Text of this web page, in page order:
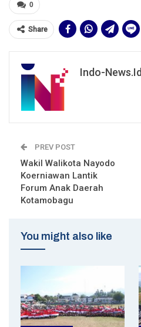
0
Share
Indo-News.id
PREV POST
Wakil Walikota Nayodo
Koerniawan Lantik
Forum Anak Daerah
Kotamobagu
You might also like